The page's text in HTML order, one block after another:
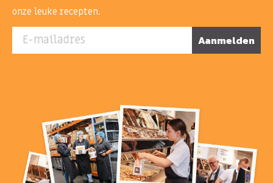
onze leuke recepten.
E-mailadres Aanmelden